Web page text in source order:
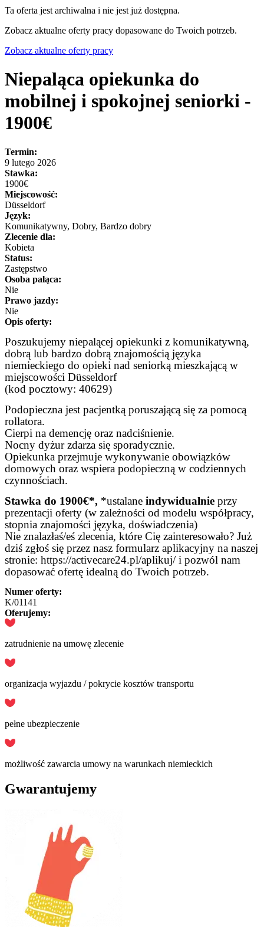
Ta oferta jest archiwalna i nie jest już dostępna.
Zobacz aktualne oferty pracy dopasowane do Twoich potrzeb.
Zobacz aktualne oferty pracy
Niepaląca opiekunka do
mobilnej i spokojnej seniorki -
1900€
Termin:
9 lutego 2026
Stawka:
1900€
Miejscowość:
Düsseldorf
Język:
Komunikatywny, Dobry, Bardzo dobry
Zlecenie dla:
Kobieta
Status:
Zastępstwo
Osoba paląca:
Nie
Prawo jazdy:
Nie
Opis oferty:
Poszukujemy niepalącej opiekunki z komunikatywną,
dobrą lub bardzo dobrą znajomością języka
niemieckiego do opieki nad seniorką mieszkającą w
miejscowości Düsseldorf
(kod pocztowy: 40629)
Podopieczna jest pacjentką poruszającą się za pomocą
rollatora.
Cierpi na demencję oraz nadciśnienie.
Nocny dyżur zdarza się sporadycznie.
Opiekunka przejmuje wykonywanie obowiązków
domowych oraz wspiera podopieczną w codziennych
czynnościach.
Stawka do 1900€*, *ustalane indywidualnie przy
prezentacji oferty (w zależności od modelu współpracy,
stopnia znajomości języka, doświadczenia)
Nie znalazłaś/eś zlecenia, które Cię zainteresowało? Już
dziś zgłoś się przez nasz formularz aplikacyjny na naszej
stronie: https://activecare24.pl/aplikuj/ i pozwól nam
dopasować ofertę idealną do Twoich potrzeb.
Numer oferty:
K/01141
Oferujemy:
zatrudnienie na umowę zlecenie
organizacja wyjazdu / pokrycie kosztów transportu
pełne ubezpieczenie
możliwość zawarcia umowy na warunkach niemieckich
Gwarantujemy